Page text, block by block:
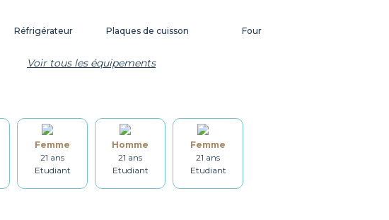
Lave-linge
Réfrigérateur Four
Plaques de cuisson
Salle de bain
Voir tous les équipements
Femme
21 ans
Etudiant
Homme
21 ans
Etudiant
Femme
21 ans
Etudiant